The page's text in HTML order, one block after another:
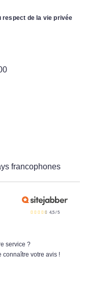
respect de la vie privée
francophones
4,5/ 5
service ?
connaître votre avis !